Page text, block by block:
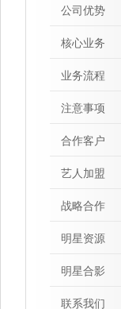
公司优势
核心业务
业务流程
注意事项
合作客户
艺人加盟
战略合作
明星资源
明星合影
联系我们